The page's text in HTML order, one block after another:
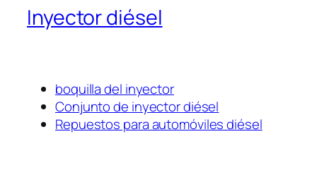
Inyector diésel
boquilla del inyector
Conjunto de inyector diésel
Repuestos para automóviles diésel